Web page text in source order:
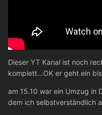
Dieser YT Kanal ist noch
komplett...OK er geht ein
am 15.10 war ein Umzug in
dem ich selbstverständlich